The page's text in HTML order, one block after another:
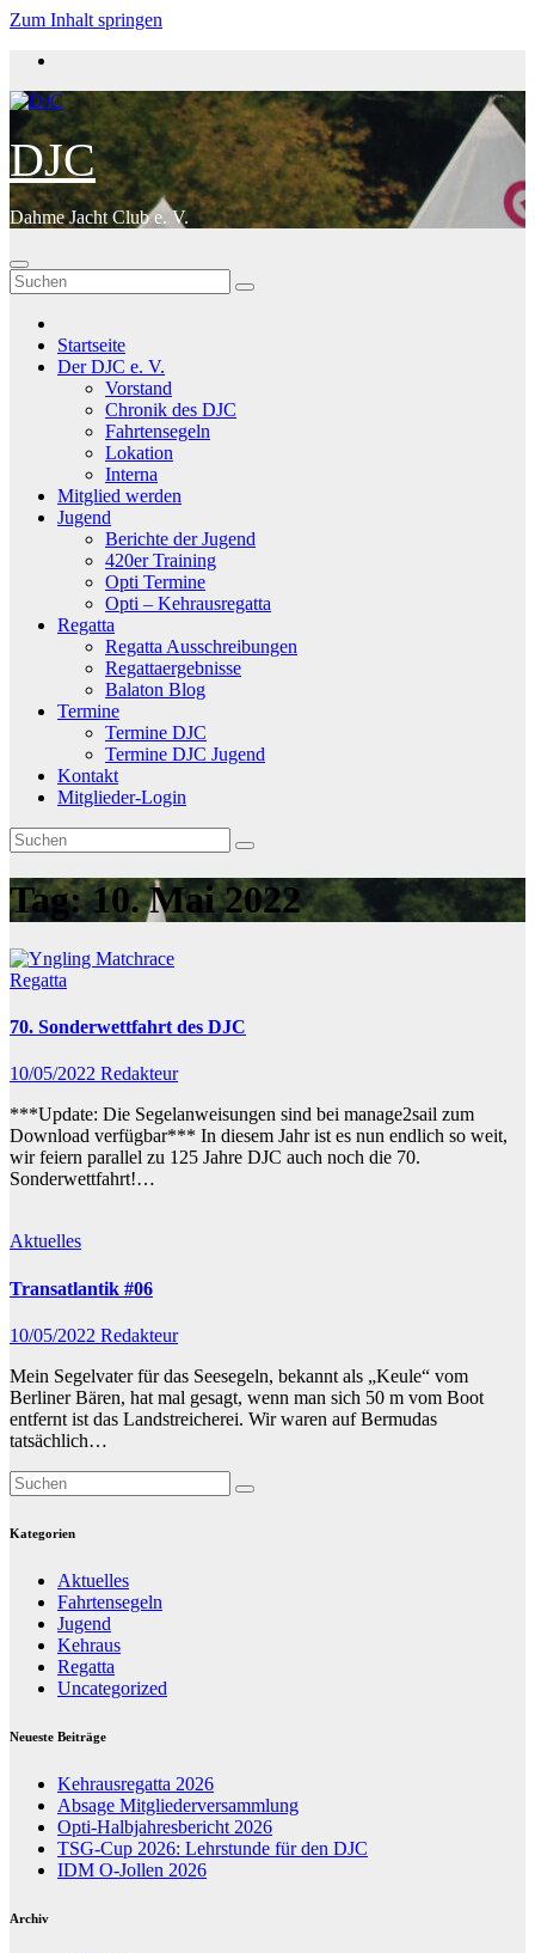
Zum Inhalt springen
DJC
Dahme Jacht Club e. V.
Startseite
Der DJC e. V.
Vorstand
Chronik des DJC
Fahrtensegeln
Lokation
Interna
Mitglied werden
Jugend
Berichte der Jugend
420er Training
Opti Termine
Opti – Kehrausregatta
Regatta
Regatta Ausschreibungen
Regattaergebnisse
Balaton Blog
Termine
Termine DJC
Termine DJC Jugend
Kontakt
Mitglieder-Login
Tag:10. Mai 2022
Regatta
70. Sonderwettfahrt des DJC
10/05/2022 Redakteur
***Update: Die Segelanweisungen sind bei manage2sail zum
Download verfügbar*** In diesem Jahr ist es nun endlich so weit,
wir feiern parallel zu 125 Jahre DJC auch noch die 70.
Sonderwettfahrt!…
Aktuelles
Transatlantik #06
10/05/2022 Redakteur
Mein Segelvater für das Seesegeln, bekannt als „Keule“ vom
Berliner Bären, hat mal gesagt, wenn man sich 50 m vom Boot
entfernt ist das Landstreicherei. Wir waren auf Bermudas
tatsächlich…
Kategorien
Aktuelles
Fahrtensegeln
Jugend
Kehraus
Regatta
Uncategorized
Neueste Beiträge
Kehrausregatta 2026
Absage Mitgliederversammlung
Opti-Halbjahresbericht 2026
TSG-Cup 2026: Lehrstunde für den DJC
IDM O-Jollen 2026
Archiv